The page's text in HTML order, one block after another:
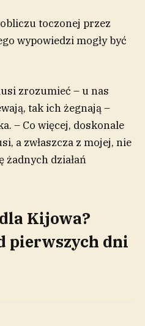
toczonej przez
wypowiedzi mogły być
zrozumieć – u nas
tak ich żegnają –
– Co więcej, doskonale
a zwłaszcza z mojej, nie
żadnych działań
Kijowa?
pierwszych dni